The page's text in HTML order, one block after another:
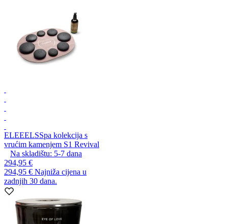
ELEEELSSpa kolekcija s
vrućim kamenjem S1 Revival
Na skladištu: 5-7 dana
294,95 €
294,95 € Najniža cijena u
zadnjih 30 dana.